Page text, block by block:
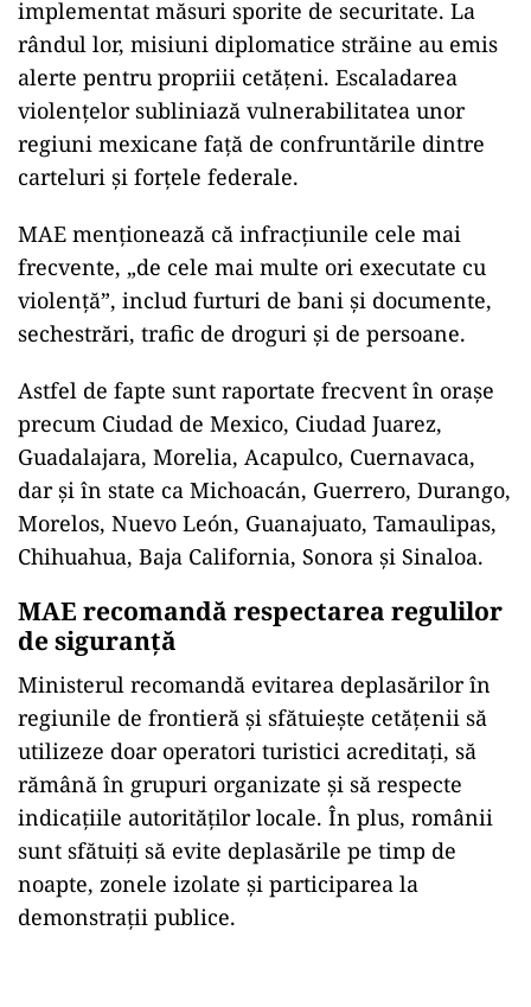
implementat măsuri sporite de securitate. La
rândul lor, misiuni diplomatice străine au emis
alerte pentru propriii cetățeni. Escaladarea
violențelor subliniază vulnerabilitatea unor
regiuni mexicane față de confruntările dintre
carteluri și forțele federale.
MAE menționează că infracțiunile cele mai
frecvente, „de cele mai multe ori executate cu
violență”, includ furturi de bani și documente,
sechestrări, trafic de droguri și de persoane.
Astfel de fapte sunt raportate frecvent în orașe
precum Ciudad de Mexico, Ciudad Juarez,
Guadalajara, Morelia, Acapulco, Cuernavaca,
dar și în state ca Michoacán, Guerrero, Durango,
Morelos, Nuevo León, Guanajuato, Tamaulipas,
Chihuahua, Baja California, Sonora și Sinaloa.
MAE recomandă respectarea regulilor
de siguranță
Ministerul recomandă evitarea deplasărilor în
regiunile de frontieră și sfătuiește cetățenii să
utilizeze doar operatori turistici acreditați, să
rămână în grupuri organizate și să respecte
indicațiile autorităților locale. În plus, românii
sunt sfătuiți să evite deplasările pe timp de
noapte, zonele izolate și participarea la
demonstrații publice.